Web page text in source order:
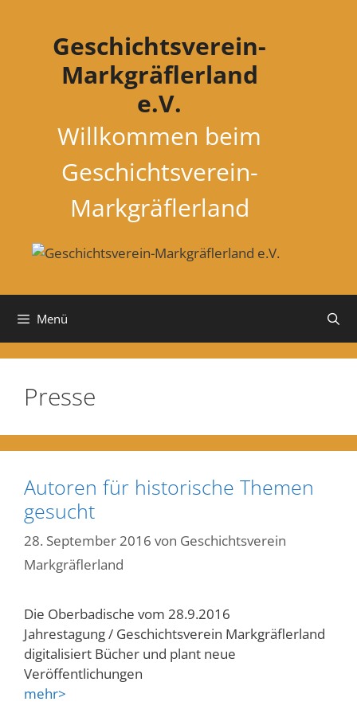
Geschichtsverein-
Markgräflerland
e.V.
Willkommen beim
Geschichtsverein-
Markgräflerland
Menü
Presse
Autoren für historische Themen
gesucht
28. September 2016 von Geschichtsverein
Markgräflerland
Die Oberbadische vom 28.9.2016
Jahrestagung / Geschichtsverein Markgräflerland
digitalisiert Bücher und plant neue
Veröffentlichungen
mehr>